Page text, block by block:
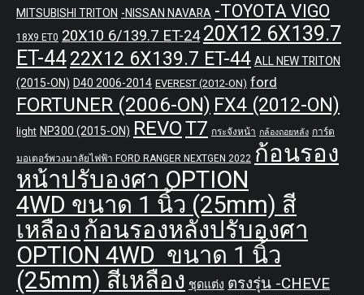
MITSUBISHI TRITON -NISSAN NAVARA -TOYOTA VIGO
18X9 ET0 20X10 6/139.7 ET-24 20X12 6X139.7
ET-4422X12 6X139.7 ET-44 ALL NEW TRITON
(2015-ON) D40 2006-2014 EVEREST (2012-ON) ford
FORTUNER (2006-ON) FX4 (2012-ON)
light NP300 (2015-ON) REVOT7 กระจังหน้า กล้องถอยหลัง การ์ด
มอเตอร์พวงมาลัยไฟฟ้า FORD RANGER NEXTGEN 2022 ก้อนรอง
หน้าปรับองศา OPTION
4WD ขนาด 1 นิ้ว (25mm) สี
เหลือง ก้อนรองหลังปรับองศา
OPTION 4WD ขนาด 1 นิ้ว
(25mm) สีเหลือง ชุดแต่ง ตรงรุ่น -CHEVE